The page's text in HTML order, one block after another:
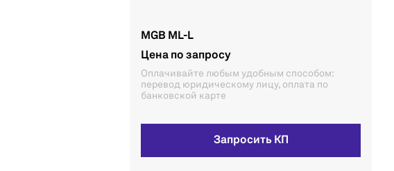
MGB ML-L
Цена по запросу
Оплачивайте любым удобным способом:
перевод юридическому лицу, оплата по
банковской карте
Запросить КП